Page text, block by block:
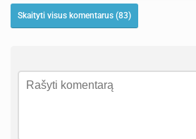
Skaityti visus komentarus (83)